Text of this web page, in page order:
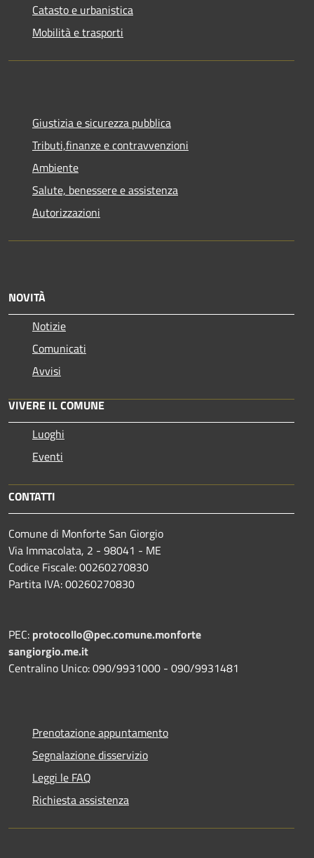
Catasto e urbanistica
Mobilità e trasporti
Giustizia e sicurezza pubblica
Tributi,finanze e contravvenzioni
Ambiente
Salute, benessere e assistenza
Autorizzazioni
NOVITÀ
Notizie
Comunicati
Avvisi
VIVERE IL COMUNE
Luoghi
Eventi
CONTATTI
Comune di Monforte San Giorgio
Via Immacolata, 2 - 98041 - ME
Codice Fiscale: 00260270830
Partita IVA: 00260270830
PEC: protocollo@pec.comune.monforte
sangiorgio.me.it
Centralino Unico: 090/9931000 - 090/9931481
Prenotazione appuntamento
Segnalazione disservizio
Leggi le FAQ
Richiesta assistenza